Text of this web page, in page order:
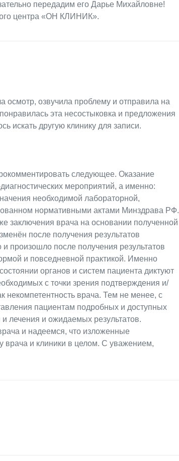
передадим его Дарье Михайловне!
центра «ОН КЛИНИК».
озвучила проблему и отправила на
эта несостыковка и предложения
искать другую клинику для записи.
следующее. Оказание
мероприятий, а именно:
необходимой лабораторной,
нормативными актами Минздрава РФ.
заключения врача на основании полученной
после получения результатов
и произошло после получения результатов
и повседневной практикой. Именно
органов и систем пациента диктуют
с точки зрения подтверждения и/
некомпетентность врача. Тем не менее, с
пациентам подробных и доступных
лечения и ожидаемых результатов.
и надеемся, что изложенные
врача и клиники в целом. С уважением,